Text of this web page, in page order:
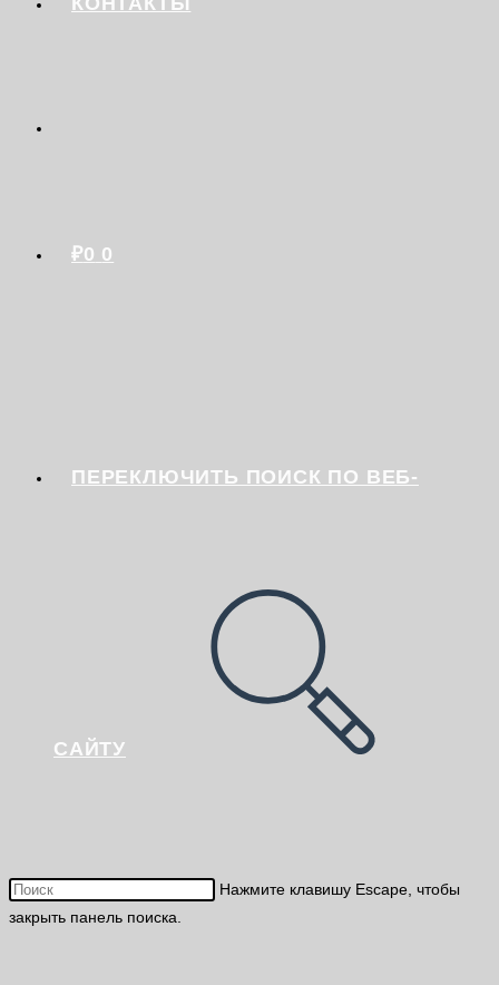
₽0 0
ПЕРЕКЛЮЧИТЬ ПОИСК ПО ВЕБ-
САЙТУ
Нажмите клавишу Escape, чтобы
закрыть панель поиска.